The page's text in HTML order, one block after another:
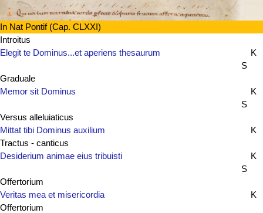
In Nat Pontif (Cap. CLXXI)
Introitus
Elegit te Dominus...et aperiens thesaurum
K
S
Graduale
Memor sit Dominus
K
S
Versus alleluiaticus
Mittat tibi Dominus auxilium
K
Tractus - canticus
Desiderium animae eius tribuisti
K
S
Offertorium
Veritas mea et misericordia
K
Offertorium